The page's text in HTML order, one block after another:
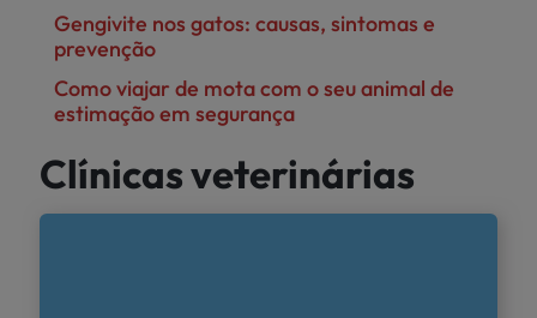
Gengivite nos gatos: causas, sintomas e
prevenção
Como viajar de mota com o seu animal de
estimação em segurança
Clínicas veterinárias